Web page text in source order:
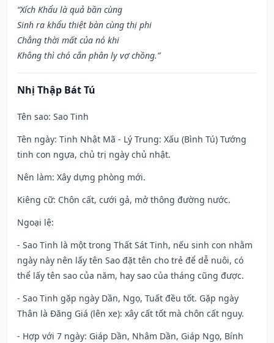
“Xích Khẩu là quả bần cùng
Sinh ra khẩu thiệt bàn cùng thị phi
Chẳng thời mất của nó khi
Không thì chó cắn phân ly vợ chồng.”
Nhị Thập Bát Tú
Tên sao: Sao Tinh
Tên ngày: Tinh Nhật Mã - Lý Trung: Xấu (Bình Tú) Tướng
tinh con ngựa, chủ trị ngày chủ nhật.
Nên làm: Xây dựng phòng mới.
Kiêng cữ: Chôn cất, cưới gả, mở thông đường nước.
Ngoại lệ:
- Sao Tinh là một trong Thất Sát Tinh, nếu sinh con nhằm
ngày này nên lấy tên Sao đặt tên cho trẻ để dễ nuôi, có
thể lấy tên sao của năm, hay sao của tháng cũng được.
- Sao Tinh gặp ngày Dần, Ngọ, Tuất đều tốt. Gặp ngày
Thân là Đăng Giá (lên xe): xây cất tốt mà chôn cất nguy.
- Hợp với 7 ngày: Giáp Dần, Nhâm Dần, Giáp Ngọ, Bính